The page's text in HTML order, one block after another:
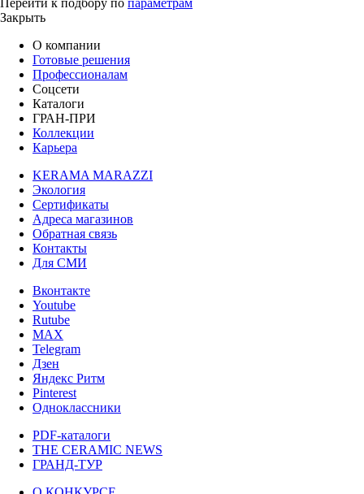
Перейти к подбору по параметрам
Закрыть
О компании
Готовые решения
Профессионалам
Соцсети
Каталоги
ГРАН-ПРИ
Коллекции
Карьера
KERAMA MARAZZI
Экология
Сертификаты
Адреса магазинов
Обратная связь
Контакты
Для СМИ
Вконтакте
Youtube
Rutube
MAX
Telegram
Дзен
Яндекс Ритм
Pinterest
Одноклассники
PDF-каталоги
THE CERAMIC NEWS
ГРАНД-ТУР